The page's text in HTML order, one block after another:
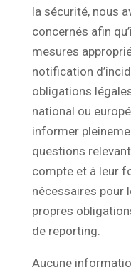
la sécurité, nous
concernés afin
mesures
notification
obligations
national ou
informer
questions
compte et à leur
nécessaires pour
propres
de reporting.
Aucune